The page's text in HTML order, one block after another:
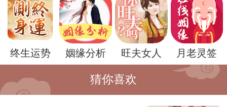
然而，梦境的含义是多重而复杂的，同样的
终生运势 姻缘分析 旺夫女人 月老灵签
猜你喜欢